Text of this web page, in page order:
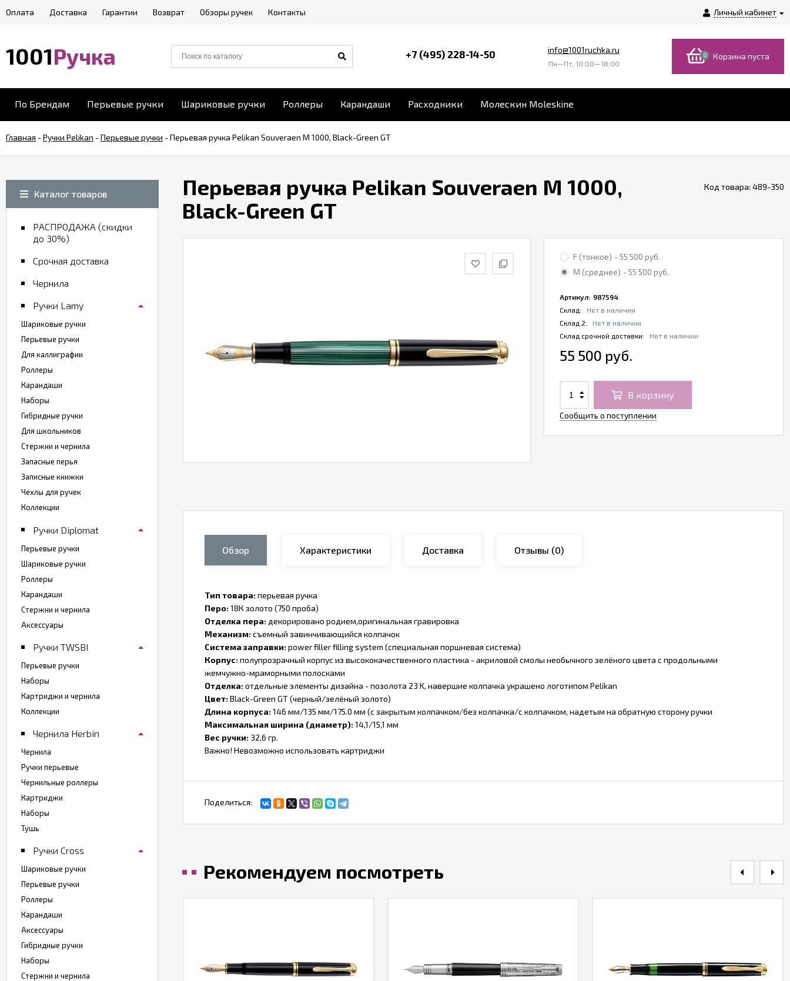
Личный кабинет
Оплата Доставка Гарантии Возврат Обзоры ручек Контакты
1001Ручка +7 (495) 228-14-50 info@1001ruchka.ru
Пн—Пт, 10:00—18:00
0 Корзина пуста
По Брендам Перьевые ручки Шариковые ручки Роллеры Карандаши Расходники Молескин Moleskine
Главная -Ручки Pelikan -Перьевые ручки -Перьевая ручка Pelikan Souveraen M 1000, Black-Green GT
Перьевая ручка Pelikan Souveraen M 1000,
Black-Green GT
Код товара: 489-350
F (тонкое) - 55 500 руб.
M (среднее) - 55 500 руб.
Артикул: 987594
Склад:
Нет в наличии
Склад 2:
Нет в наличии
Склад срочной доставки:
Нет в наличии
55 500 руб.
В корзину
Сообщить о поступлении
Обзор Характеристики Доставка Отзывы (0)
Тип товара:перьевая ручка
Перо:18К золото (750 проба)
Отделка пера: декорировано родием,оригинальная гравировка
Механизм:съемный завинчивающийся колпачок
Система заправки:power filler filling system (специальная поршневая система)
Корпус:полупрозрачный корпус из высококачественного пластика - акриловой смолы необычного зелёного цвета с продольными
жемчужно-мраморными полосками
Отделка:отдельные элементы дизайна - позолота 23 K, навершие колпачка украшено логотипом Pelikan
Цвет:Black-Green GT (черный/зелёный золото)
Длина корпуса:146 мм/135 мм/175.0 мм (с закрытым колпачком/без колпачка/с колпачком, надетым на обратную сторону ручки
Максимальная ширина (диаметр):14,1/15,1 мм
Вес ручки: 32,6 гр.
Важно! Невозможно использовать картриджи
Поделиться:
Рекомендуем посмотреть
Каталог товаров
РАСПРОДАЖА (скидки
до 30%)
Срочная доставка
Чернила
Ручки Lamy
Шариковые ручки
Перьевые ручки
Для каллиграфии
Роллеры
Карандаши
Наборы
Гибридные ручки
Для школьников
Стержни и чернила
Запасные перья
Записные книжки
Чехлы для ручек
Коллекции
Ручки Diplomat
Перьевые ручки
Шариковые ручки
Роллеры
Карандаши
Стержни и чернила
Аксессуары
Ручки TWSBI
Перьевые ручки
Наборы
Картриджи и чернила
Коллекции
Чернила Herbin
Чернила
Ручки перьевые
Чернильные роллеры
Картриджи
Наборы
Тушь
Ручки Cross
Шариковые ручки
Перьевые ручки
Роллеры
Карандаши
Аксессуары
Гибридные ручки
Наборы
Стержни и чернила